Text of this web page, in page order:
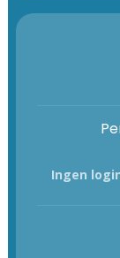
Ingen